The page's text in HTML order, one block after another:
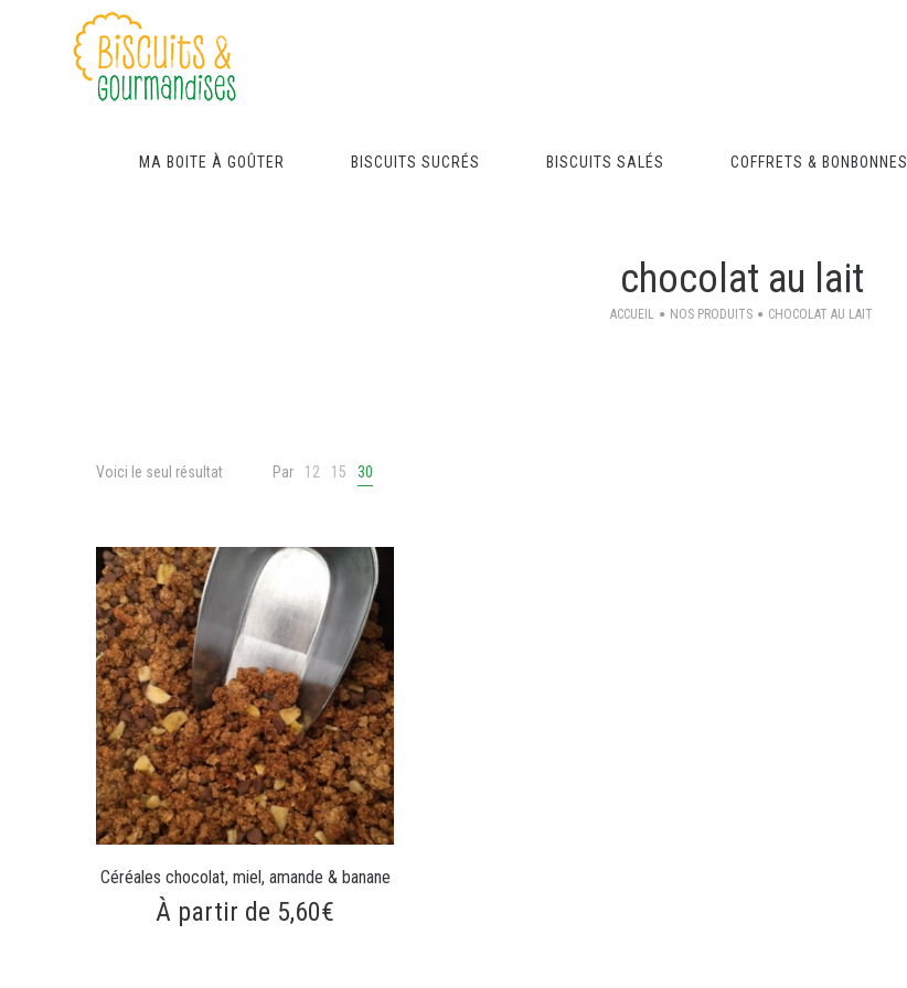
MA BOITE À GOÛTER BISCUITS SUCRÉS BISCUITS SALÉS COFFRETS & BONBONNES
chocolat au lait
ACCUEIL NOS PRODUITS CHOCOLAT AU LAIT
Voici le seul résultat Par 12 15 30
Céréales chocolat, miel, amande & banane
À partir de 5,60€